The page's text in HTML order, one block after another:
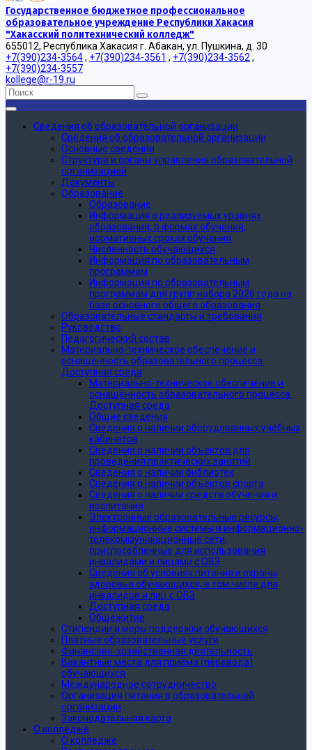
Государственное бюджетное профессиональное
образовательное учреждение Республики Хакасия
"Хакасский политехнический колледж"
655012, Республика Хакасия г. Абакан, ул. Пушкина, д. 30
+7(390)234-3564, +7(390)234-3561 , +7(390)234-3562 ,
+7(390)234-3557
kollege@r-19.ru
Сведения об образовательной организации
Сведения об образовательной организации
Основные сведения
Структура и органы управления образовательной
организацией
Документы
Образование
Образование
Информация о реализуемых уровнях
образования, о формах обучения,
нормативных сроках обучения
Численность обучающихся
Информация по образовательным
программам
Информация по образовательным
программам для групп набора 2026 года на
базе основного общего образования
Образовательные стандарты и требования
Руководство
Педагогический состав
Материально-техническое обеспечение и
оснащённость образовательного процесса.
Доступная среда
Материально-техническое обеспечение и
оснащённость образовательного процесса.
Доступная среда
Общие сведения
Сведения о наличии оборудованных учебных
кабинетов
Сведения о наличии объектов для
проведения практических занятий
Сведения о наличии библиотек
Сведения о наличии объектов спорта
Сведения о наличии средств обучения и
воспитания
Электронные образовательные ресурсы,
информационные системы и информационно-
телекоммуникационные сети,
приспособленные для использования
инвалидами и лицами с ОВЗ
Сведения об условиях питания и охраны
здоровья обучающихся, в том числе для
инвалидов и лиц с ОВЗ
Доступная среда
Общежитие
Стипендии и меры поддержки обучающихся
Платные образовательные услуги
Финансово-хозяйственная деятельность
Вакантные места для приёма (перевода)
обучающихся
Международное сотрудничество
Организация питания в образовательной
организации
Законодательная карта
О колледже
О колледже